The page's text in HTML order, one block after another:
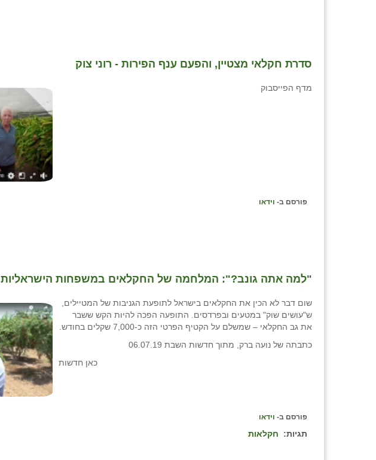
סדרת חקלאי מצטיין, והפעם ענף הפירות - רוני צוק
מדף הפייסבוק
פורסם ב- וידאו
"למה אתה גונב?": המלחמה של החקלאים במשפחות הישראליות
שום דבר לא הכין את החקלאים בישראל לתופעת הגניבות של המטיילים,
ש"עושים שוק" במטעים ובפרדסים. התופעה הפכה להיות הקש ששבר
את גב החקלאי – שמשלם על הקטיף הפרטי הזה כ-7,000 שקלים בחודש.
כתבתה של נועה ברק, מתוך חדשות השבת 06.07.19
כאן חדשות
פורסם ב- וידאו
תגיות: חקלאות